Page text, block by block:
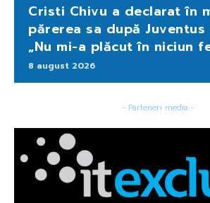
Cristi Chivu a declarat în
părerea sa după Juventus
„Nu mi-a plăcut în niciun
8 august 2026
- Parteneri media -